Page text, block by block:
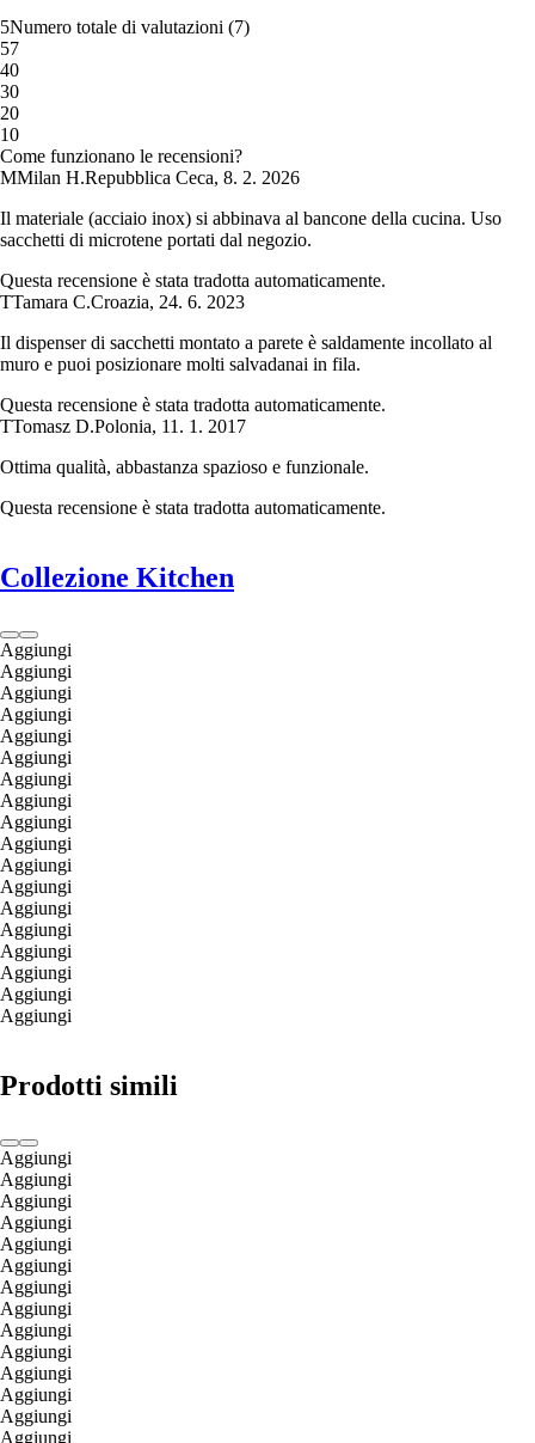
5Numero totale di valutazioni (7)
57
40
30
20
10
Come funzionano le recensioni?
MMilan H.Repubblica Ceca, 8. 2. 2026
Il materiale (acciaio inox) si abbinava al bancone della cucina. Uso
sacchetti di microtene portati dal negozio.
Questa recensione è stata tradotta automaticamente.
TTamara C.Croazia, 24. 6. 2023
Il dispenser di sacchetti montato a parete è saldamente incollato al
muro e puoi posizionare molti salvadanai in fila.
Questa recensione è stata tradotta automaticamente.
TTomasz D.Polonia, 11. 1. 2017
Ottima qualità, abbastanza spazioso e funzionale.
Questa recensione è stata tradotta automaticamente.
Collezione Kitchen
Aggiungi
Aggiungi
Aggiungi
Aggiungi
Aggiungi
Aggiungi
Aggiungi
Aggiungi
Aggiungi
Aggiungi
Aggiungi
Aggiungi
Aggiungi
Aggiungi
Aggiungi
Aggiungi
Aggiungi
Aggiungi
Prodotti simili
Aggiungi
Aggiungi
Aggiungi
Aggiungi
Aggiungi
Aggiungi
Aggiungi
Aggiungi
Aggiungi
Aggiungi
Aggiungi
Aggiungi
Aggiungi
Aggiungi